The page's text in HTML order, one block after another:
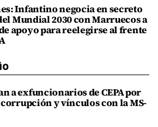
Infantino negocia en secreto
Mundial 2030 con Marruecos a
apoyo para reelegirse al frente
a exfuncionarios de CEPA por
corrupción y vínculos con la MS-